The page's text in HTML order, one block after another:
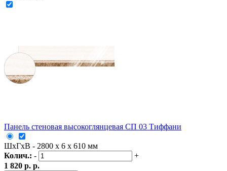
Панель стеновая высокоглянцевая СП 03 Тиффани
ШxГxВ - 2800 x 6 x 610 мм
Колич.: -
+
1 820 р. р.